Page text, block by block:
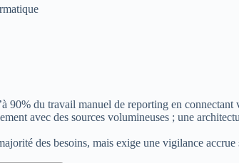
90% du travail manuel de reporting en connectant
avec des sources volumineuses ; une
des besoins, mais exige une vigilance accrue